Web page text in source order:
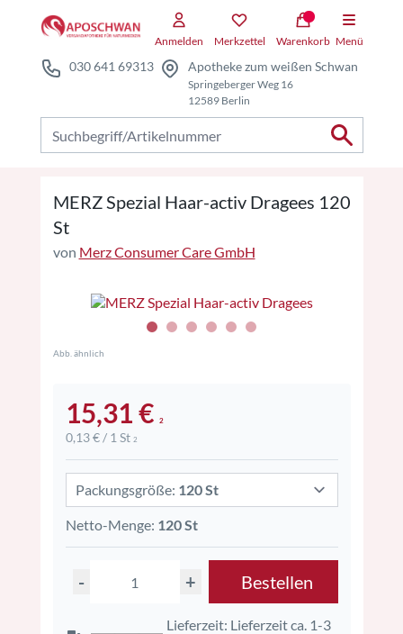
Anmelden Merkzettel Warenkorb Menü
030 641 69313 Apotheke zum weißen Schwan
Springeberger Weg 16
12589 Berlin
MERZ Spezial Haar-activ Dragees 120
St
von Merz Consumer Care GmbH
Abb. ähnlich
15,31 € 2
0,13 € / 1 St 2
Packungsgröße: 120 St
Netto-Menge: 120 St
- + Bestellen
Lieferzeit: Lieferzeit ca. 1-3